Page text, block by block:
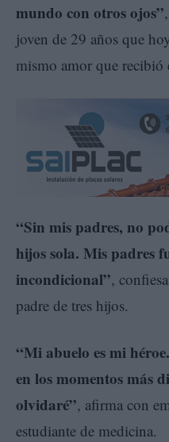
mundo con otros ojos”
joven de 29 años que
mismo amor que recibió
“Sin mis padres, no
hijos sola. Mis padres
incondicional”, confiesa
padre de tres hijos.
“Mi abuelo es mi
en los momentos más
olvidaré”, afirma con
estudiante de medicina.